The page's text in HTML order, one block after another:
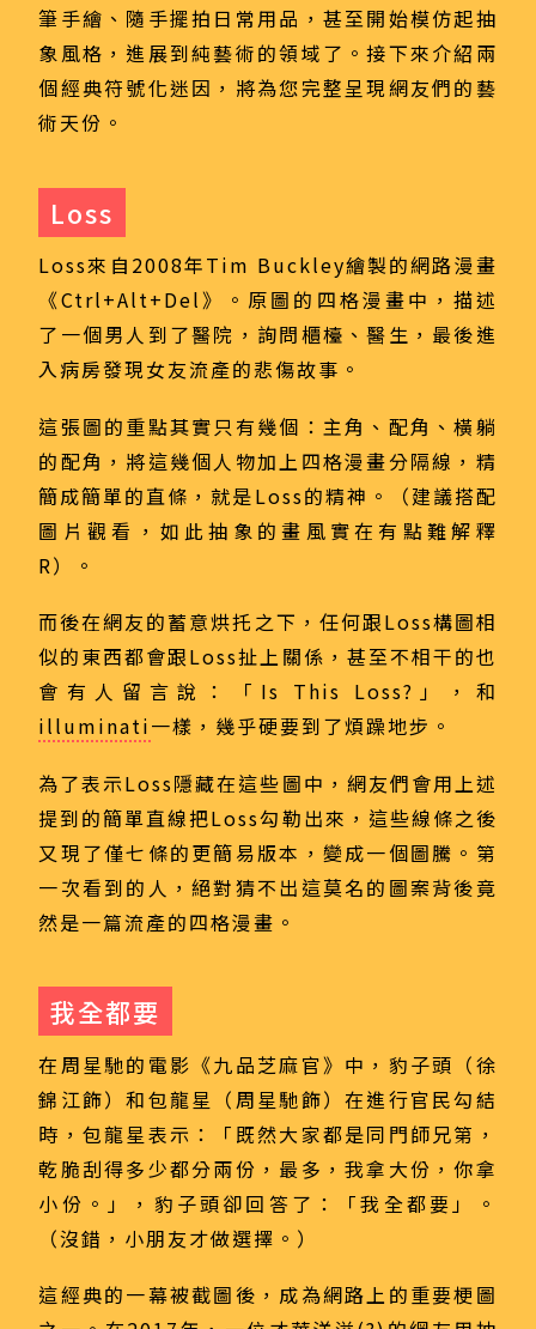
筆手繪、隨手擺拍日常用品，甚至開始模仿起抽
象風格，進展到純藝術的領域了。接下來介紹兩
個經典符號化迷因，將為您完整呈現網友們的藝
術天份。
Loss
Loss來自2008年Tim Buckley繪製的網路漫畫
《Ctrl+Alt+Del》。原圖的四格漫畫中，描述
了一個男人到了醫院，詢問櫃檯、醫生，最後進
入病房發現女友流產的悲傷故事。
這張圖的重點其實只有幾個：主角、配角、橫躺
的配角，將這幾個人物加上四格漫畫分隔線，精
簡成簡單的直條，就是Loss的精神。（建議搭配
圖片觀看，如此抽象的畫風實在有點難解釋
R）。
而後在網友的蓄意烘托之下，任何跟Loss構圖相
似的東西都會跟Loss扯上關係，甚至不相干的也
會有人留言說：「Is This Loss?」，和
illuminati一樣，幾乎硬要到了煩躁地步。
為了表示Loss隱藏在這些圖中，網友們會用上述
提到的簡單直線把Loss勾勒出來，這些線條之後
又現了僅七條的更簡易版本，變成一個圖騰。第
一次看到的人，絕對猜不出這莫名的圖案背後竟
然是一篇流產的四格漫畫。
我全都要
在周星馳的電影《九品芝麻官》中，豹子頭（徐
錦江飾）和包龍星（周星馳飾）在進行官民勾結
時，包龍星表示：「既然大家都是同門師兄第，
乾脆刮得多少都分兩份，最多，我拿大份，你拿
小份。」，豹子頭卻回答了：「我全都要」。
（沒錯，小朋友才做選擇。）
這經典的一幕被截圖後，成為網路上的重要梗圖